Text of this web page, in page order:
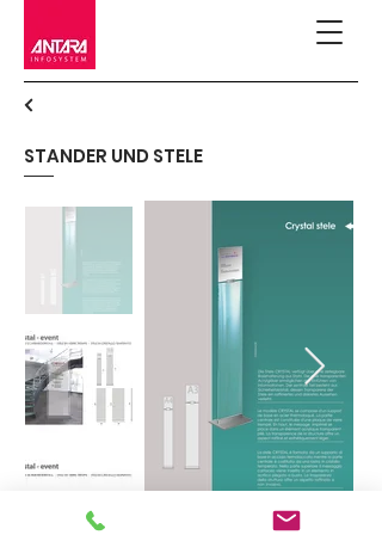
STANDER UND STELE